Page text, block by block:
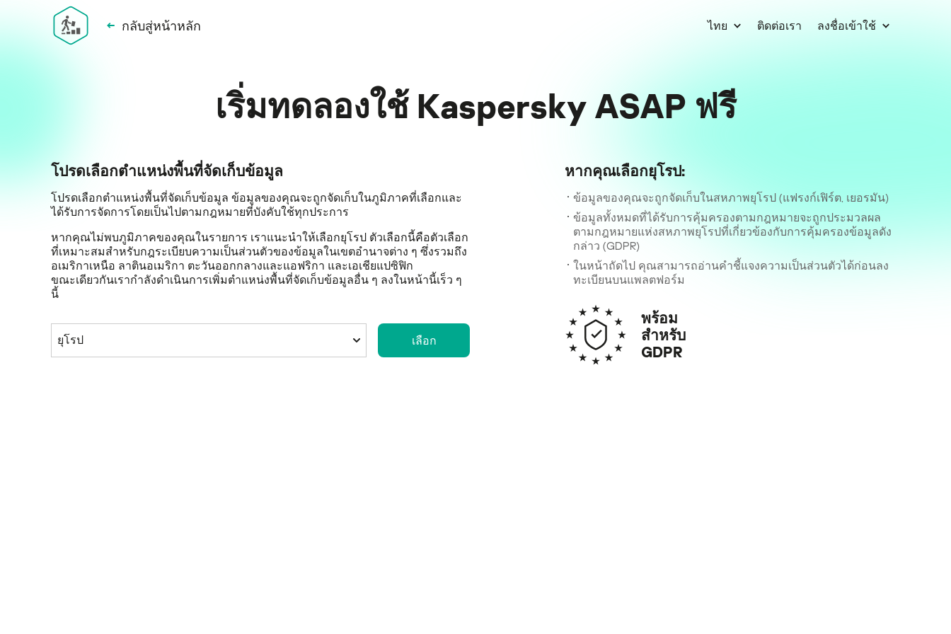
กลับสู่หน้าหลัก ไทย ติดต่อเรา ลงชื่อเข้าใช้
เริ่มทดลองใช้ Kaspersky ASAP ฟรี
โปรดเลือกตำแหน่งพื้นที่จัดเก็บข้อมูล
โปรดเลือกตำแหน่งพื้นที่จัดเก็บข้อมูล ข้อมูลของคุณจะถูกจัดเก็บในภูมิภาคที่เลือกและ
ได้รับการจัดการโดยเป็นไปตามกฎหมายที่บังคับใช้ทุกประการ
หากคุณไม่พบภูมิภาคของคุณในรายการ เราแนะนำให้เลือกยุโรป ตัวเลือกนี้คือตัวเลือก
ที่เหมาะสมสำหรับกฎระเบียบความเป็นส่วนตัวของข้อมูลในเขตอำนาจต่าง ๆ ซึ่งรวมถึง
อเมริกาเหนือ ลาตินอเมริกา ตะวันออกกลางและแอฟริกา และเอเชียแปซิฟิก
ขณะเดียวกันเรากำลังดำเนินการเพิ่มตำแหน่งพื้นที่จัดเก็บข้อมูลอื่น ๆ ลงในหน้านี้เร็ว ๆ
นี้
ยุโรป เลือก
หากคุณเลือกยุโรป:
ข้อมูลของคุณจะถูกจัดเก็บในสหภาพยุโรป (แฟรงก์เฟิร์ต, เยอรมัน)
ข้อมูลทั้งหมดที่ได้รับการคุ้มครองตามกฎหมายจะถูกประมวลผล
ตามกฎหมายแห่งสหภาพยุโรปที่เกี่ยวข้องกับการคุ้มครองข้อมูลดัง
กล่าว (GDPR)
ในหน้าถัดไป คุณสามารถอ่านคำชี้แจงความเป็นส่วนตัวได้ก่อนลง
ทะเบียนบนแพลตฟอร์ม
พร้อม
สำหรับ
GDPR